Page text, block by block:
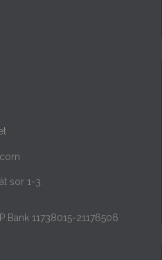
sor 1-3.
Bank 11738015-21176506